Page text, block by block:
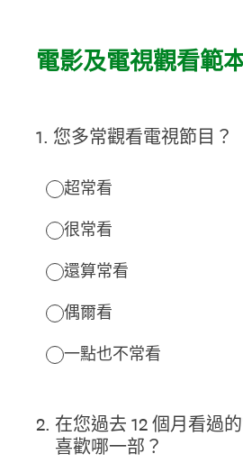
電影及電視觀看範
1. 您多常觀看電視節目？
超常看
很常看
還算常看
偶爾看
一點也不常看
2. 在您過去 12 個月看過
喜歡哪一部？